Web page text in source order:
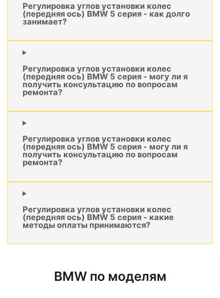
Регулировка углов установки колес
(передняя ось) BMW 5 серия - как долго
занимает?
Регулировка углов установки колес
(передняя ось) BMW 5 серия - могу ли я
получить консультацию по вопросам
ремонта?
Регулировка углов установки колес
(передняя ось) BMW 5 серия - могу ли я
получить консультацию по вопросам
ремонта?
Регулировка углов установки колес
(передняя ось) BMW 5 серия - какие
методы оплаты принимаются?
BMW по моделям